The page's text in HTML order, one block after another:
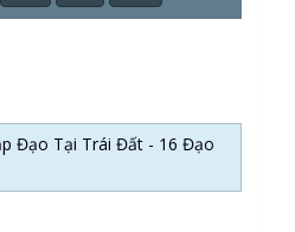
Đạo Tại Trái Đất - 16 Đạo